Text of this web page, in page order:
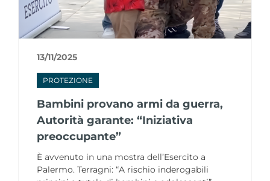
13/11/2025
PROTEZIONE
Bambini provano armi da guerra,
Autorità garante: “Iniziativa
preoccupante”
È avvenuto in una mostra dell’Esercito a
Palermo. Terragni: “A rischio inderogabili